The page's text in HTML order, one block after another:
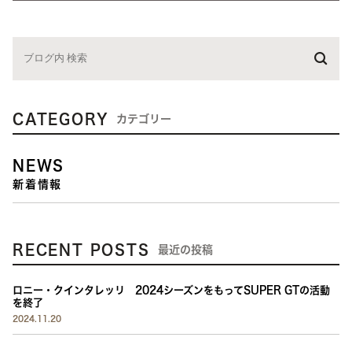
CATEGORY カテゴリー
NEWS
新着情報
RECENT POSTS 最近の投稿
ロニー・クインタレッリ 2024シーズンをもってSUPER GTの活動
を終了
2024.11.20